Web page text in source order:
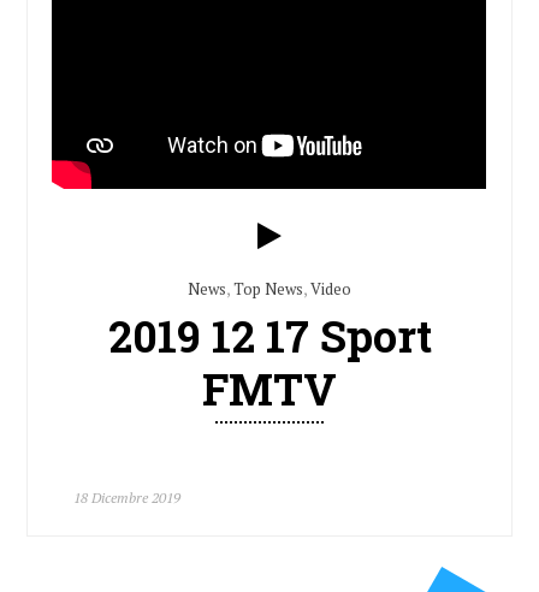
News,Top News,Video
2019 12 17 Sport
FMTV
18 Dicembre 2019